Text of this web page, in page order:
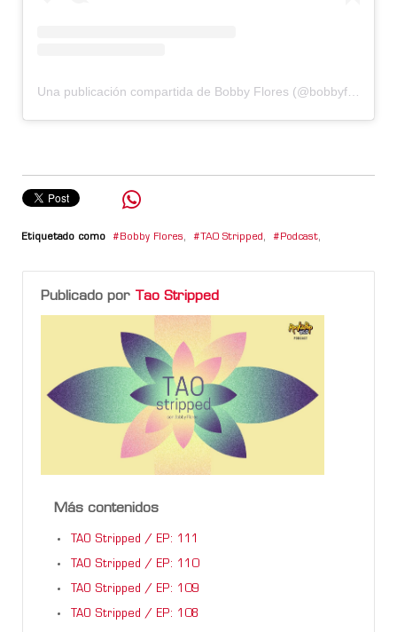
Etiquetado como Bobby Flores, TAO Stripped , Podcast,
Publicado por Tao Stripped
Más contenidos
TAO Stripped / EP: 111
TAO Stripped / EP: 110
TAO Stripped / EP: 109
TAO Stripped / EP: 108